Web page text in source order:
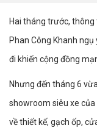
Hai tháng trước,
Phan Công Khanh
đi khiến cộng đồng
Nhưng đến tháng 6
showroom siêu xe của
về thiết kế, gạch ốp,